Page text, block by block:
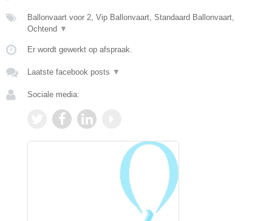
Ballonvaart voor 2, Vip Ballonvaart, Standaard Ballonvaart,
Ochtend ▼
Er wordt gewerkt op afspraak.
Laatste facebook posts ▼
Sociale media: